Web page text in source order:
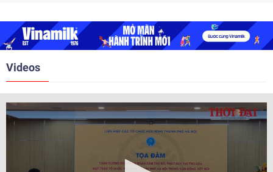
của giao lưu nhân dân, Tổng Lãnh sự Thái Lan cho biết các
hoạt động trao đổi về văn hóa, giáo dục, du lịch, ẩm thực,
nghệ thuật và giao lưu thanh niên đã góp phần đưa quan hệ
Videos